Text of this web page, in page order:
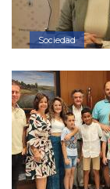
Sociedad